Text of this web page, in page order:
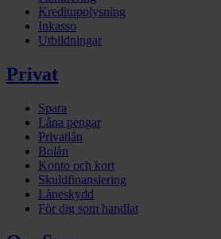
Kreditupplysning
Inkasso
Utbildningar
Privat
Spara
Låna pengar
Privatlån
Bolån
Konto och kort
Skuldfinansiering
Låneskydd
För dig som handlat